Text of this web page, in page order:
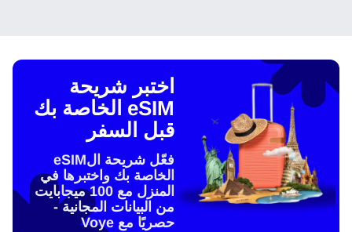
اختبر شريحة
eSIM الخاصة بك
قبل السفر
فعّل شريحة الeSIM
الخاصة بك واختبرها في
المنزل مع 100 ميجابايت
من البيانات المجانية -
حصريًا مع Voye